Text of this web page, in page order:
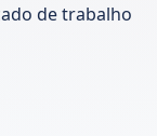
de trabalho